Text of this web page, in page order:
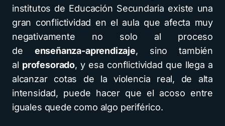
institutos de Educación Secundaria existe una
gran conflictividad en el aula que afecta muy
negativamente no solo al proceso
de enseñanza-aprendizaje, sino también
al profesorado, y esa conflictividad que llega a
alcanzar cotas de la violencia real, de alta
intensidad, puede hacer que el acoso entre
iguales quede como algo periférico.